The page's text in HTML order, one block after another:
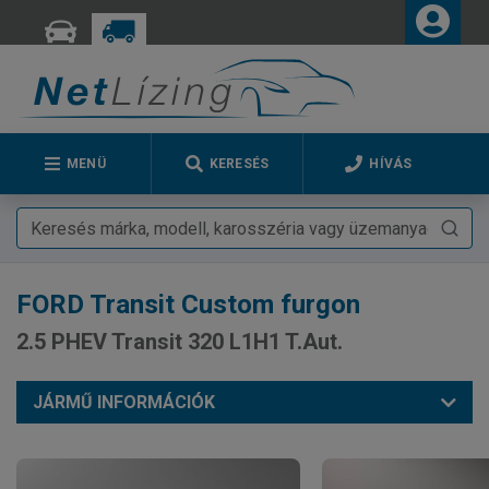
MENÜ KERESÉS HÍVÁS
FORD Transit Custom furgon
2.5 PHEV Transit 320 L1H1 T.Aut.
JÁRMŰ INFORMÁCIÓK